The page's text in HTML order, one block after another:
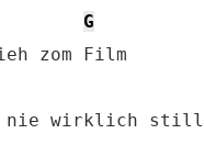
G
zom Film
nie wirklich still